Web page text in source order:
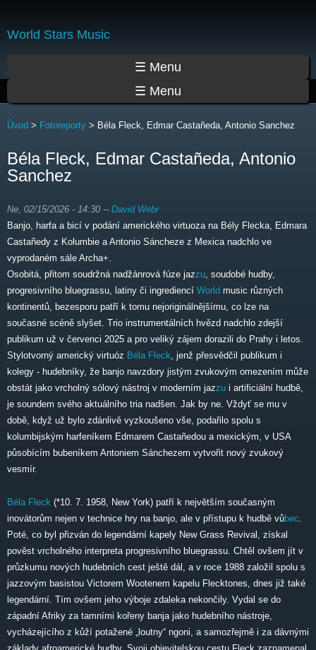
World Stars Music
☰ Menu
☰ Menu
Jste zde
Úvod > Fotoreporty > Béla Fleck, Edmar Castañeda, Antonio Sanchez
Béla Fleck, Edmar Castañeda, Antonio
Sanchez
Ne, 02/15/2026 - 14:30 -- David Webr
Banjo, harfa a bicí v podání amerického virtuoza na Bély Flecka, Edmara
Castañedy z Kolumbie a Antonio Sáncheze z Mexica nadchlo ve
vyprodaném sále Archa+.
Osobitá, přitom soudržná nadžánrová fúze jazzu , soudobé hudby,
progresivního bluegrassu, latiny či ingrediencí World music různých
kontinentů, bezesporu patří k tomu nejoriginálnějšímu, co lze na
současné scéně slyšet. Trio instrumentálních hvězd nadchlo zdejší
publikum už v červenci 2025 a pro veliký zájem dorazili do Prahy i letos.
Stylotvorný americký virtuóz Béla Fleck , jenž přesvědčil publikum i
kolegy - hudebníky, že banjo navzdory jistým zvukovým omezením může
obstát jako vrcholný sólový nástroj v moderním jazzu i artificiální hudbě,
je soundem svého aktuálního tria nadšen. Jak by ne. Vždyť se mu v
době, když už bylo zdánlivě vyzkoušeno vše, podařilo spolu s
kolumbijským harfeníkem Edmarem Castañedou a mexickým, v USA
působícím bubeníkem Antoniem Sánchezem vytvořit nový zvukový
vesmír.
Béla Fleck (*10. 7. 1958, New York) patří k největším současným
inovátorům nejen v technice hry na banjo, ale v přístupu k hudbě vůbec
Poté, co byl přizván do legendární kapely New Grass Revival, získal
pověst vrcholného interpreta progresivního bluegrassu. Chtěl ovšem jít v
průzkumu nových hudebních cest ještě dál, a v roce 1988 založil spolu s
jazzovým basistou Victorem Wootenem kapelu Flecktones, dnes již také
legendární. Tím ovšem jeho výboje zdaleka nekončily. Vydal se do
západní Afriky za tamními kořeny banja jako hudebního nástroje,
vycházejícího z kůží potažené „loutny“ ngoni, a samozřejmě i za dávnými